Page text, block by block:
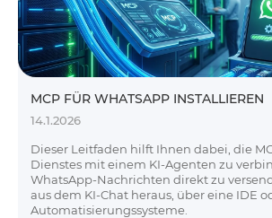
MCP FÜR WHATSAPP INSTALLIEREN
14.1.2026
Dieser Leitfaden hilft Ihnen dabei, die
Dienstes mit einem KI-Agenten zu
WhatsApp-Nachrichten direkt zu
aus dem KI-Chat heraus, über eine IDE
Automatisierungssysteme.